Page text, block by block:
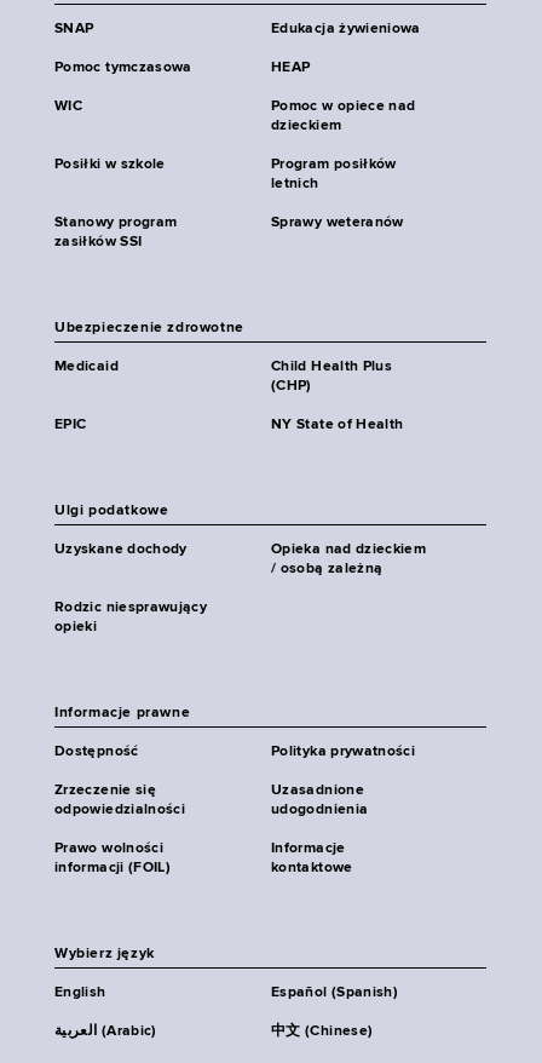
SNAP Edukacja żywieniowa
Pomoc tymczasowa HEAP
WIC
Pomoc w opiece nad
dzieckiem
Posiłki w szkole
Program posiłków
letnich
Stanowy program
zasiłków SSI
Sprawy weteranów
Ubezpieczenie zdrowotne
Medicaid
Child Health Plus
(CHP)
EPIC NY State of Health
Ulgi podatkowe
Uzyskane dochody
Opieka nad dzieckiem
/ osobą zależną
Rodzic niesprawujący
opieki
Informacje prawne
Dostępność Polityka prywatności
Zrzeczenie się
odpowiedzialności
Uzasadnione
udogodnienia
Prawo wolności
informacji (FOIL)
Informacje
kontaktowe
Wybierz język
English Español (Spanish)
العربية (Arabic) 中文 (Chinese)